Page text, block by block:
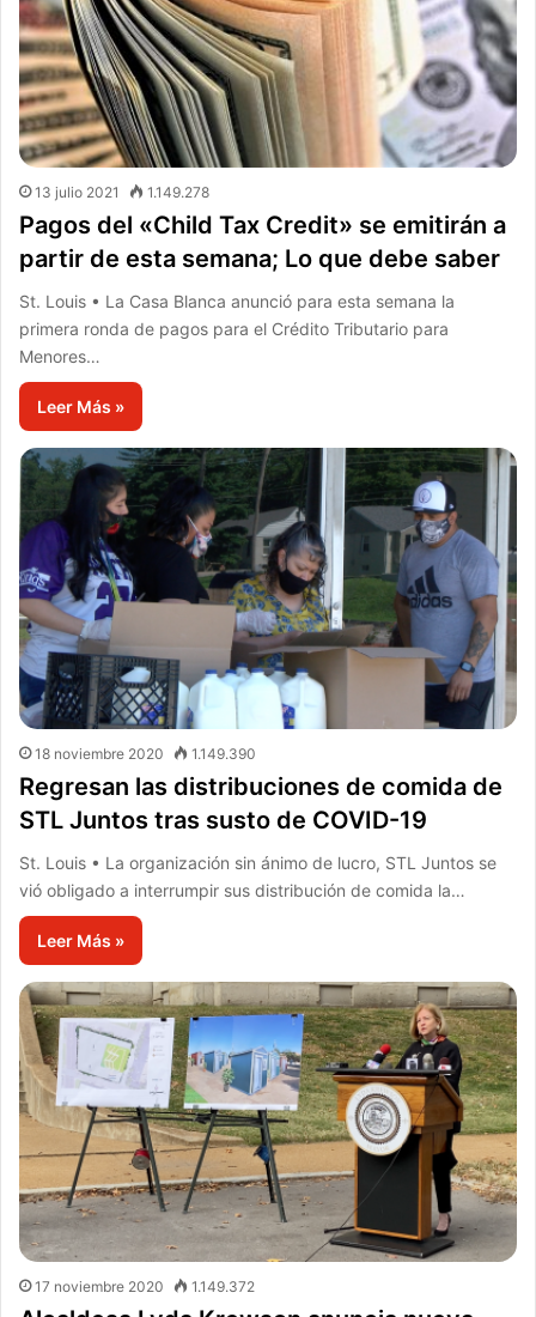
13 julio 2021 1.149.278
Pagos del «Child Tax Credit» se emitirán a
partir de esta semana; Lo que debe saber
St. Louis • La Casa Blanca anunció para esta semana la
primera ronda de pagos para el Crédito Tributario para
Menores…
Leer Más »
18 noviembre 2020 1.149.390
Regresan las distribuciones de comida de
STL Juntos tras susto de COVID-19
St. Louis • La organización sin ánimo de lucro, STL Juntos se
vió obligado a interrumpir sus distribución de comida la…
Leer Más »
17 noviembre 2020 1.149.372